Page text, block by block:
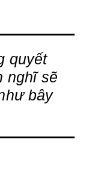
quyết
nghĩ sẽ
bây